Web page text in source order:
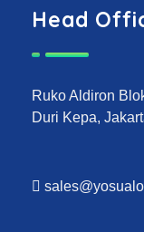
Head
Ruko Aldiron
Duri Kepa,